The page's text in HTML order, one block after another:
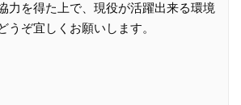
力を得た上で、現役が活躍出来る環境
うぞ宜しくお願いします。